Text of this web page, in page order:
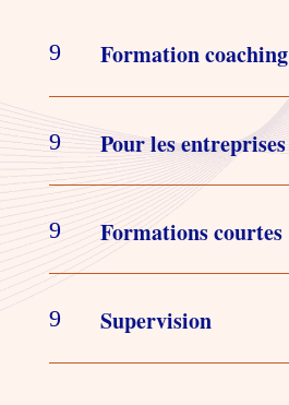
9 Formation coaching
9 Pour les entreprises
9 Formations courtes
9 Supervision